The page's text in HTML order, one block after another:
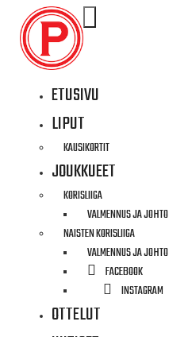
ETUSIVU
LIPUT
KAUSIKORTIT
JOUKKUEET
KORISLIIGA
VALMENNUS JA JOHTO
NAISTEN KORISLIIGA
VALMENNUS JA JOHTO
FACEBOOK
INSTAGRAM
OTTELUT